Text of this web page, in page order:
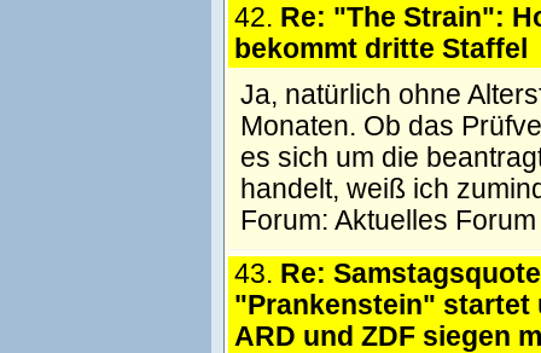
42. Re: "The Strain":
bekommt dritte Staffel
Ja, natürlich ohne
Monaten. Ob das
es sich um die
handelt, weiß ich
Forum: Aktuelles Forum
43. Re:
"Prankenstein" startet
ARD und ZDF siegen